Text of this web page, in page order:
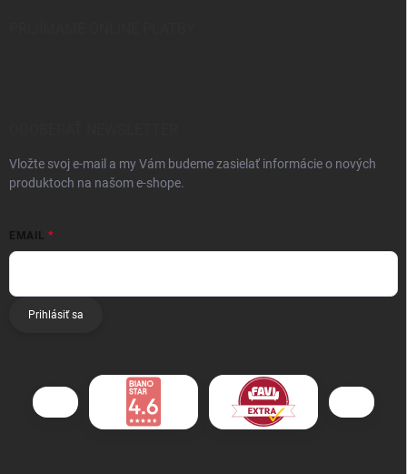
Vložte svoj e-mail a my Vám budeme zasielať informácie o nových
produktoch na našom e-shope.
EMAIL
Prihlásiť sa